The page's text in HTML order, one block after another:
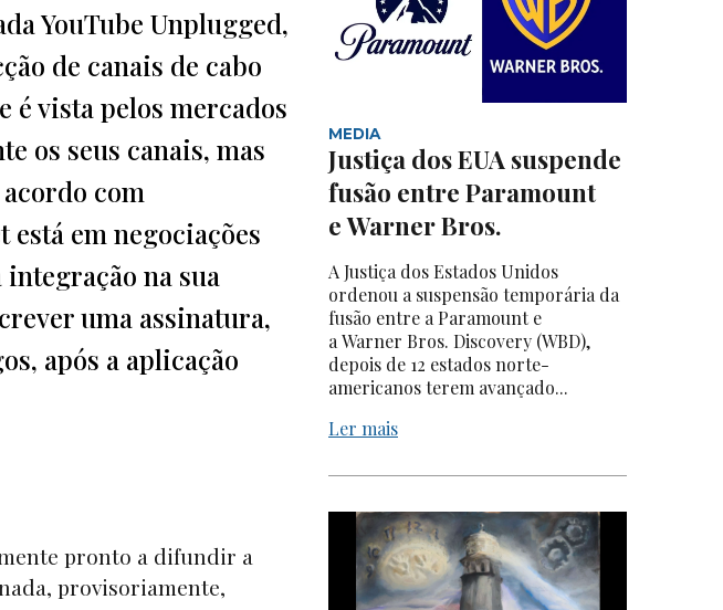
YouTube Unplugged,
de canais de cabo
é vista pelos mercados
os seus canais, mas
com
em negociações
na sua
uma assinatura,
após a aplicação
pronto a difundir a
provisoriamente,
MEDIA
Justiça dos EUA suspende
fusão entre Paramount
e Warner Bros.
A Justiça dos Estados Unidos
ordenou a suspensão temporária da
fusão entre a Paramount e
a Warner Bros. Discovery (WBD),
depois de 12 estados norte-
americanos terem avançado...
Ler mais